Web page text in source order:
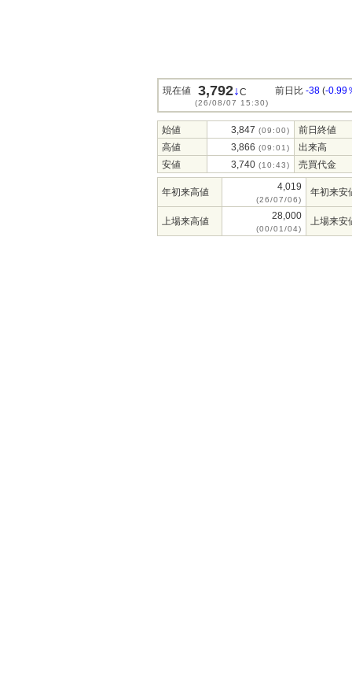
現在値 3,792↓C
(26/08/07 15:30)
前日比 -38 (-0.99
始値 3,847 (09:00)
前日終値
高値
3,866 (09:01)
出来高
安値
3,740 (10:43) 売買代金
年初来高値 4,019
(26/07/06)
年初来安
上場来高値 28,000
(00/01/04)
上場来安